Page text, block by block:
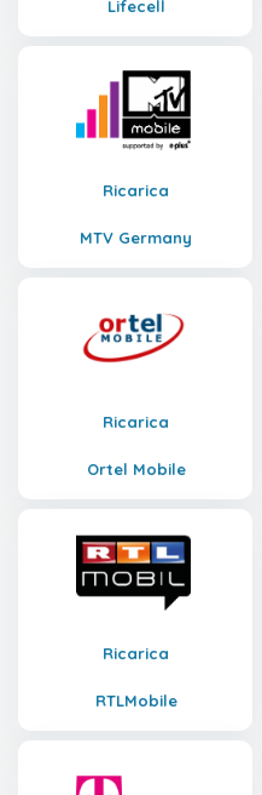
Lifecell
Ricarica
MTV Germany
Ricarica
Ortel Mobile
Ricarica
RTLMobile